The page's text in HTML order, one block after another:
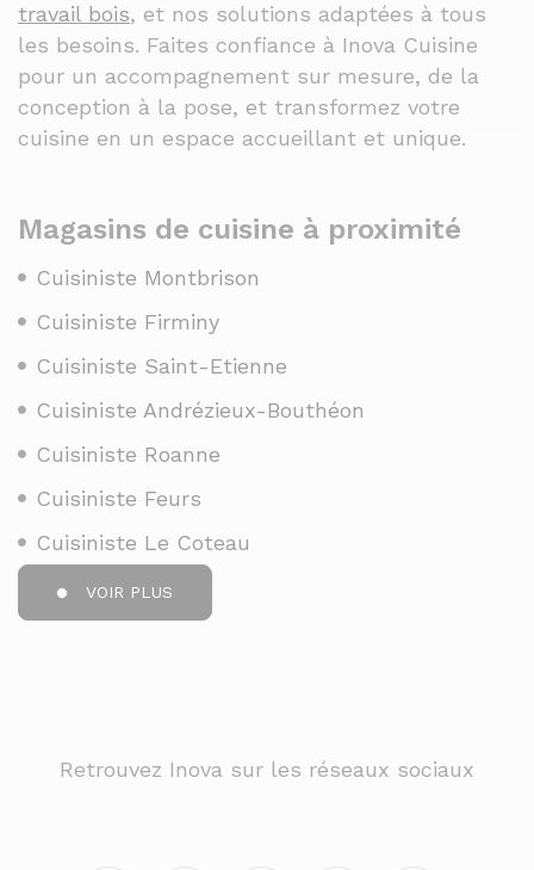
travail bois, et nos solutions adaptées à tous
les besoins. Faites confiance à Inova Cuisine
pour un accompagnement sur mesure, de la
conception à la pose, et transformez votre
cuisine en un espace accueillant et unique.
Magasins de cuisine à proximité
Cuisiniste Montbrison
Cuisiniste Firminy
Cuisiniste Saint-Etienne
Cuisiniste Andrézieux-Bouthéon
Cuisiniste Roanne
Cuisiniste Feurs
Cuisiniste Le Coteau
VOIR PLUS
Retrouvez Inova sur les réseaux sociaux